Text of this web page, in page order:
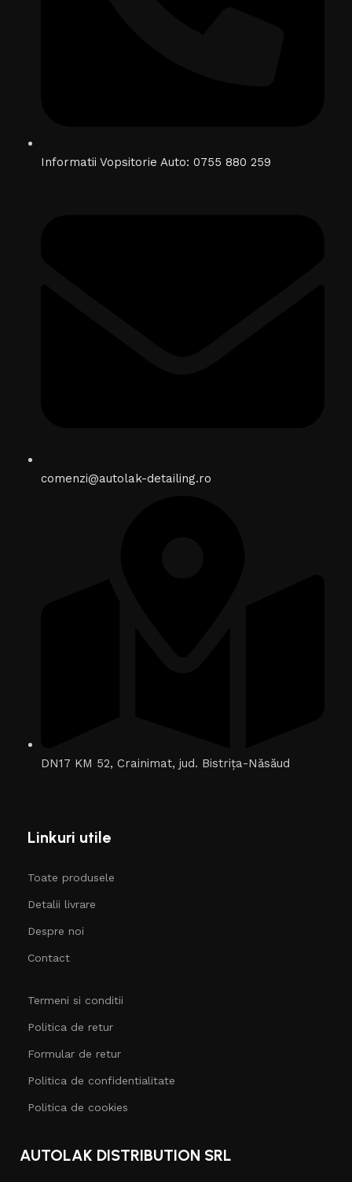
Informatii Vopsitorie Auto: 0755 880 259
comenzi@autolak-detailing.ro
DN17 KM 52, Crainimat, jud. Bistrița-Năsăud
Linkuri utile
Toate produsele
Detalii livrare
Despre noi
Contact
Termeni si conditii
Politica de retur
Formular de retur
Politica de confidentialitate
Politica de cookies
AUTOLAK DISTRIBUTION SRL